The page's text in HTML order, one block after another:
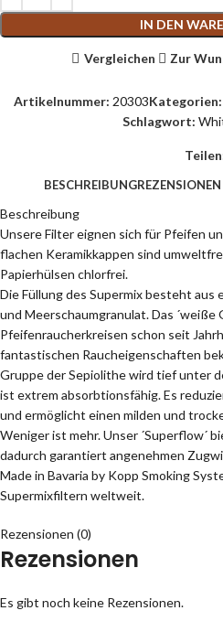
IN DEN
Vergleichen Zur
Artikelnummer: 20303Kategorien:
Schlagwort:
BESCHREIBUNG
Beschreibung
Unsere Filter eignen sich für Pfeifen
flachen Keramikkappen sind
Papierhülsen chlorfrei.
Die Füllung des Supermix besteht aus
und Meerschaumgranulat. Das ´weiße
Pfeifenraucherkreisen schon seit
fantastischen Raucheigenschaften
Gruppe der Sepiolithe wird tief unter
ist extrem absorbtionsfähig. Es
und ermöglicht einen milden und
Weniger ist mehr. Unser ´Superflow´
dadurch garantiert angenehmen
Made in Bavaria by Kopp Smoking
Supermixfiltern weltweit.
Rezensionen (0)
Rezensionen
Es gibt noch keine Rezensionen.